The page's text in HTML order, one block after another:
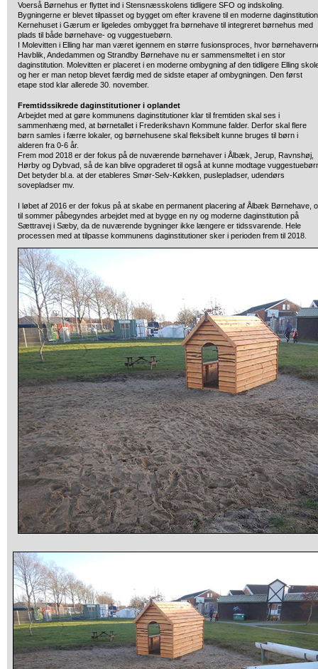
Voerså Børnehus er flyttet ind i Stensnæsskolens tidligere SFO og indskoling.
Bygningerne er blevet tilpasset og bygget om efter kravene til en moderne
Kernehuset i Gærum er ligeledes ombygget fra børnehave til integreret børnehus med
plads til både børnehave- og vuggestuebørn.
I Molevitten i Elling har man været igennem en større fusionsproces, hvor
Havblik, Andedammen og Strandby Børnehave nu er sammensmeltet i en stor
daginstitution. Molevitten er placeret i en moderne ombygning af den tidligere Elling
og her er man netop blevet færdig med de sidste etaper af ombygningen. Den først
etape stod klar allerede 30. november.
Fremtidssikrede daginstitutioner i oplandet
Arbejdet med at gøre kommunens daginstitutioner klar til fremtiden skal ses i
sammenhæng med, at børnetallet i Frederikshavn Kommune falder. Derfor skal flere
børn samles i færre lokaler, og børnehusene skal fleksibelt kunne bruges til børn i
alderen fra 0-6 år.
Frem mod 2018 er der fokus på de nuværende børnehaver i Ålbæk, Jerup, Ravnshøj,
Hørby og Dybvad, så de kan blive opgraderet til også at kunne modtage
Det betyder bl.a. at der etableres Smør-Selv-Køkken, puslepladser, udendørs
sovepladser mv.
I løbet af 2016 er der fokus på at skabe en permanent placering af Ålbæk Børnehave,
til sommer påbegyndes arbejdet med at bygge en ny og moderne daginstitution på
Sættravej i Sæby, da de nuværende bygninger ikke længere er tidssvarende. Hele
processen med at tilpasse kommunens daginstitutioner sker i perioden frem til 2018.